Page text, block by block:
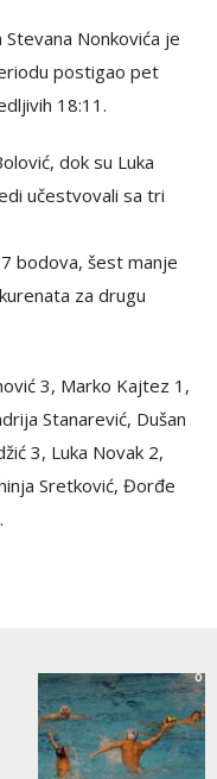
Nonkovića je
postigao pet
18:11.
dok su Luka
učestvovali sa tri
bodova, šest manje
za drugu
3, Marko Kajtez 1,
Stanarević, Dušan
3, Luka Novak 2,
Sretković, Đorđe
0